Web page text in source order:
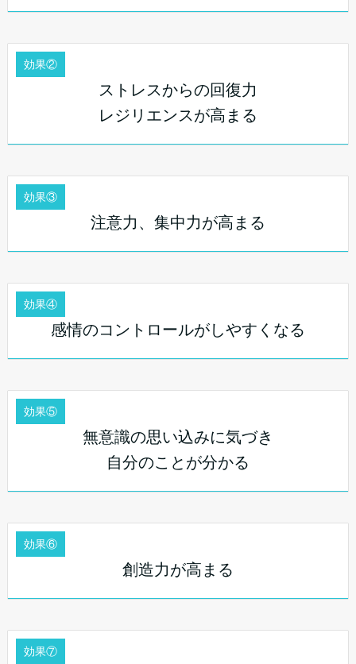
効果②
ストレスからの回復力
レジリエンスが高まる
効果③
注意力、集中力が高まる
効果④
感情のコントロールがしやすくなる
効果⑤
無意識の思い込みに気づき
自分のことが分かる
効果⑥
創造力が高まる
効果⑦